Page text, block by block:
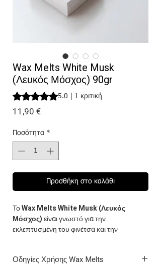
Wax Melts White Musk
(Λευκός Μόσχος) 90gr
Rating is 5.0 out of five stars based on 1
5.0 | 1 κριτική
11,90 €Τιμή
Ποσότητα *
Προσθήκη στο καλάθι
ΤοWax Melts White Musk (Λευκός
Μόσχος)είναι γνωστό για την
εκλεπτυσμένη του φινέτσα και την
αίσθηση καθαρότητας και φρεσκάδας. Το
Οδηγίες Χρήσης Wax Melts